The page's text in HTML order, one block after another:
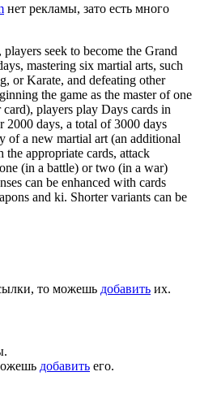
нет рекламы, зато есть много
seek to become the Grand
mastering six martial arts, such
or Karate, and defeating other
the game as the master of one
players play Days cards in
2000 days, a total of 3000 days
of a new martial art (an additional
the appropriate cards, attack
(in a battle) or two (in a war)
can be enhanced with cards
and ki. Shorter variants can be
то можешь добавить их.
добавить его.